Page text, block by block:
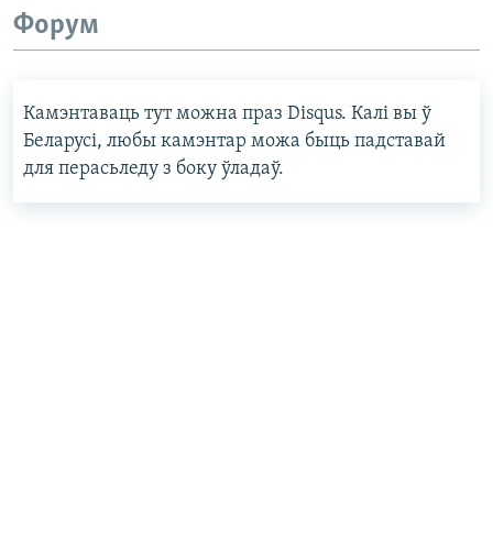
Форум
Камэнтаваць тут можна праз Disqus. Калі вы ў
Беларусі, любы камэнтар можа быць падставай
для перасьледу з боку ўладаў.